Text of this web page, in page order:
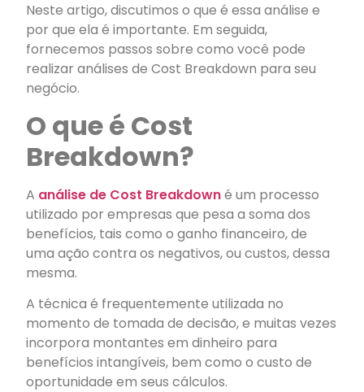
Neste artigo, discutimos o que é essa análise e
por que ela é importante. Em seguida,
fornecemos passos sobre como você pode
realizar análises de Cost Breakdown para seu
negócio.
O que é Cost
Breakdown?
A análise de Cost Breakdowné um processo
utilizado por empresas que pesa a soma dos
benefícios, tais como o ganho financeiro, de
uma ação contra os negativos, ou custos, dessa
mesma.
A técnica é frequentemente utilizada no
momento de tomada de decisão, e muitas vezes
incorpora montantes em dinheiro para
benefícios intangíveis, bem como o custo de
oportunidade em seus cálculos.